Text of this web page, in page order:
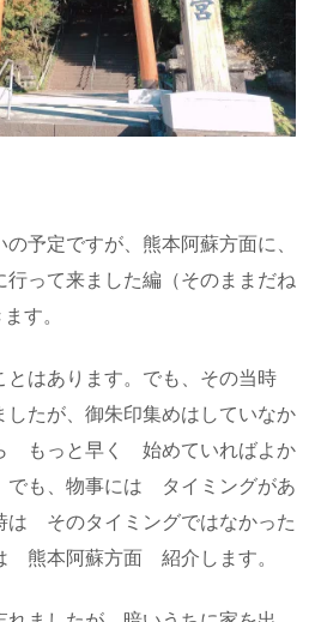
予定ですが、熊本阿蘇方面に、
って来ました編（そのままだね
す。
はあります。でも、その当時
たが、御朱印集めはしていなか
もっと早く 始めていればよか
も、物事には タイミングがあ
は そのタイミングではなかった
熊本阿蘇方面 紹介します。